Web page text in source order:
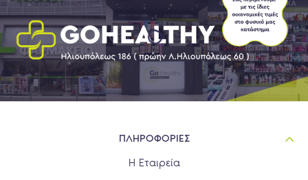
ΠΛΗΡΟΦΟΡΙΕΣ
Η Εταιρεία